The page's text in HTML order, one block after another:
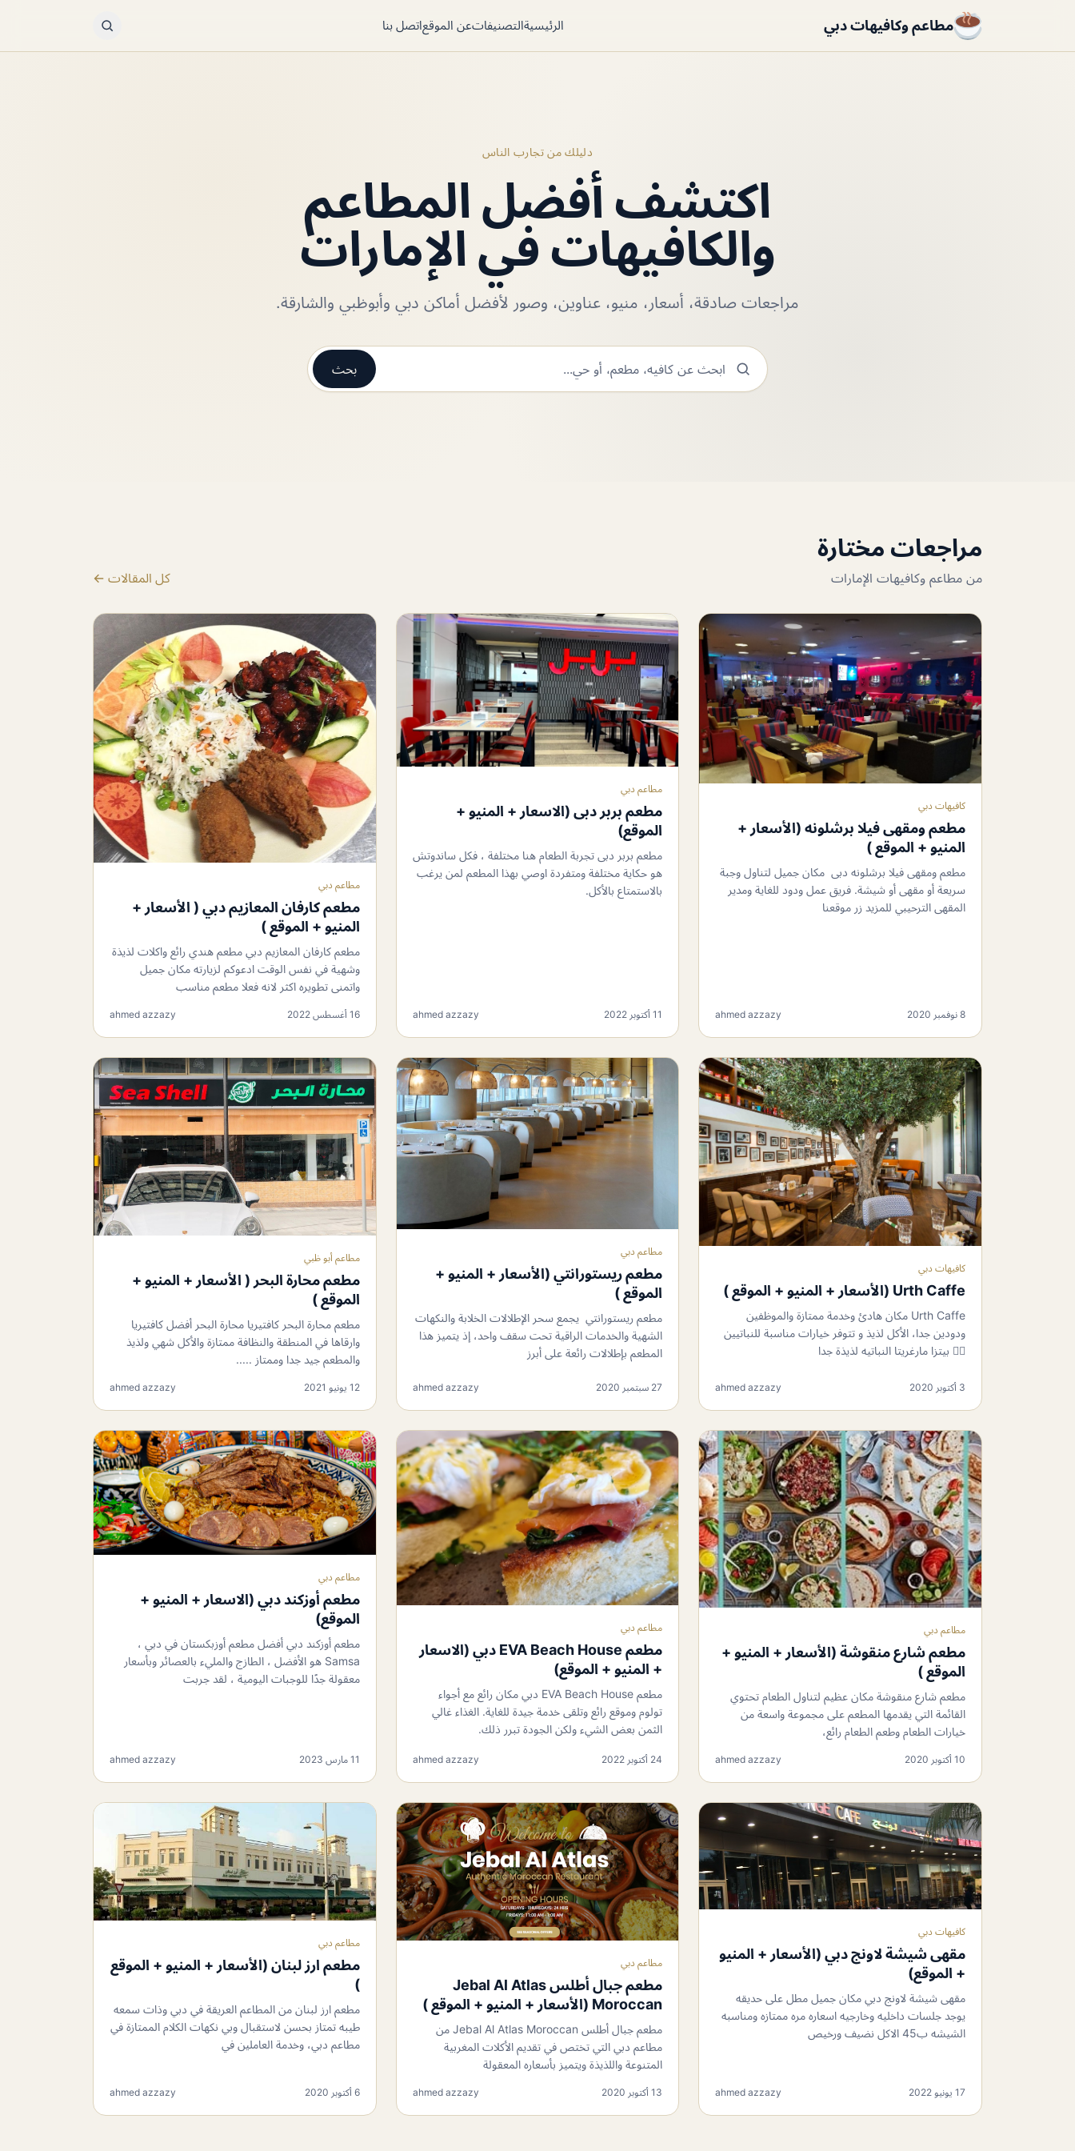
مطاعم وكافيهات دبي الرئيسيةالتصنيفاتعن الموقعاتصل بنا
دليلك من تجارب الناس
اكتشف أفضل المطاعم
والكافيهات في الإمارات
مراجعات صادقة، أسعار، منيو، عناوين، وصور لأفضل أماكن دبي وأبوظبي والشارقة.
بحث
مراجعات مختارة
من مطاعم وكافيهات الإمارات كل المقالات ←
كافيهات دبي
مطعم ومقهى فيلا برشلونه (الأسعار +
المنيو + الموقع )
مطعم ومقهى فيلا برشلونه دبى مكان جميل لتناول وجبة
سريعة أو مقهى أو شيشة. فريق عمل ودود للغاية ومدير
المقهى الترحيبي للمزيد زر موقعنا
8 نوفمبر 2020 ahmed azzazy
مطاعم دبي
مطعم بربر دبى (الاسعار + المنيو +
الموقع)
مطعم بربر دبى تجربة الطعام هنا مختلفة ، فكل ساندوتش
هو حكاية مختلفة ومتفردة اوصي بهذا المطعم لمن يرغب
بالاستمتاع بالأكل.
11 أكتوبر 2022 ahmed azzazy
مطاعم دبي
مطعم كارفان المعازيم دبي ( الأسعار +
المنيو + الموقع )
مطعم كارفان المعازيم دبي مطعم هندي رائع واكلات لذيذة
وشهية في نفس الوقت ادعوكم لزيارته مكان جميل
واتمنى تطويره اكثر لانه فعلا مطعم مناسب
16 أغسطس 2022 ahmed azzazy
كافيهات دبي
Urth Caffe (الأسعار + المنيو + الموقع )
Urth Caffe مكان هادئ وخدمة ممتازة والموظفين
ودودين جدا، الأكل لذيذ و تتوفر خيارات مناسبة للنباتيين
👍🏼 بيتزا مارغريتا النباتيه لذيذة جدا
3 أكتوبر 2020 ahmed azzazy
مطاعم دبي
مطعم ريستورانتي (الأسعار + المنيو +
الموقع )
مطعم ريستورانتي يجمع سحر الإطلالات الخلابة والنكهات
الشهية والخدمات الراقية تحت سقف واحد، إذ يتميز هذا
المطعم بإطلالات رائعة على أبرز
27 سبتمبر 2020 ahmed azzazy
مطاعم أبو ظبي
مطعم محارة البحر ( الأسعار + المنيو +
الموقع )
مطعم محارة البحر كافتيريا محارة البحر أفضل كافتيريا
وارقاها في المنطقة والنظافة ممتازة والأكل شهي ولذيذ
وال‏مطعم جيد جدا وممتاز .....
12 يونيو 2021 ahmed azzazy
مطاعم دبي
مطعم شارع منقوشة (الأسعار + المنيو +
الموقع )
مطعم شارع منقوشة مكان عظيم لتناول الطعام تحتوي
القائمة التي يقدمها المطعم على مجموعة واسعة من
خيارات الطعام وطعم الطعام رائع،
10 أكتوبر 2020 ahmed azzazy
مطاعم دبي
مطعم EVA Beach House دبي (الاسعار
+ المنيو + الموقع)
مطعم EVA Beach House دبي مكان رائع مع أجواء
تولوم وموقع رائع وتلقى خدمة جيدة للغاية. الغذاء غالي
الثمن بعض الشيء ولكن الجودة تبرر ذلك.
24 أكتوبر 2022 ahmed azzazy
مطاعم دبي
مطعم أوزكند دبي (الاسعار + المنيو +
الموقع)
مطعم أوزكند دبي أفضل مطعم أوزبكستان في دبي ،
Samsa هو الأفضل ، الطازج والمليء بالعصائر وبأسعار
معقولة جدًا للوجبات اليومية ، لقد جربت
11 مارس 2023 ahmed azzazy
كافيهات دبي
مقهى شيشة لاونج دبي (الأسعار + المنيو
+ الموقع)
مقهى شيشة لاونج دبي مكان جميل مطل على حديقه
يوجد جلسات داخليه وخارجيه اسعاره مره ممتازه ومناسبه
الشيشه ب45 الاكل نضيف ورخيص
17 يونيو 2022 ahmed azzazy
مطاعم دبي
مطعم جبال أطلس Jebal Al Atlas
Moroccan (الأسعار + المنيو + الموقع )
مطعم جبال أطلس Jebal Al Atlas Moroccan من
مطاعم دبي التي تختص في تقديم الأكلات المغربية
المتنوعة واللذيذة ويتميز بأسعاره المعقولة
13 أكتوبر 2020 ahmed azzazy
مطاعم دبي
مطعم ارز لبنان (الأسعار + المنيو + الموقع
)
مطعم ارز لبنان من المطاعم العريقة في دبي وذات سمعه
طيبه تمتاز بحسن لاستقبال وبي نكهات الكلام الممتازة في
مطاعم دبي، وخدمة العاملين في
6 أكتوبر 2020 ahmed azzazy